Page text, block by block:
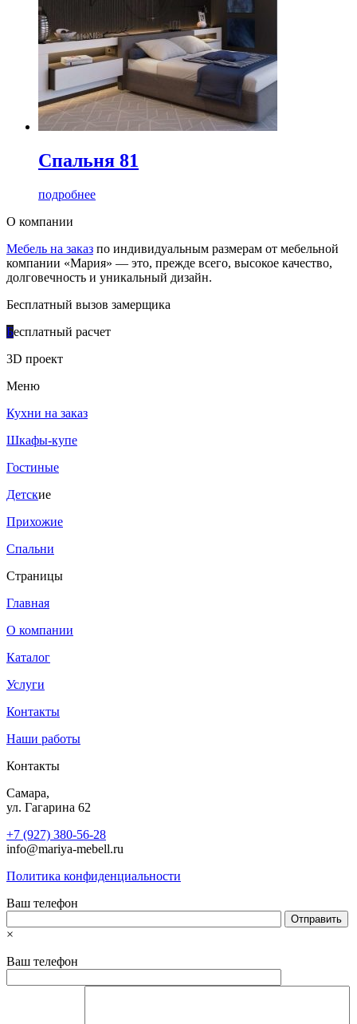
Спальня 81
подробнее
О компании
Мебель на заказ по индивидуальным размерам от мебельной
компании «Мария» — это, прежде всего, высокое качество,
долговечность и уникальный дизайн.
Бесплатный вызов замерщика
Бесплатный расчет
3D проект
Меню
Кухни на заказ
Шкафы-купе
Гостиные
Детские
Прихожие
Спальни
Страницы
Главная
О компании
Каталог
Услуги
Контакты
Наши работы
Контакты
Самара,
ул. Гагарина 62
+7 (927) 380-56-28
info@mariya-mebell.ru
Политика конфиденциальности
Ваш телефон
×
Ваш телефон